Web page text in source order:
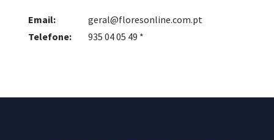
Email:
geral@floresonline.com.pt
Telefone:
935 04 05 49 *